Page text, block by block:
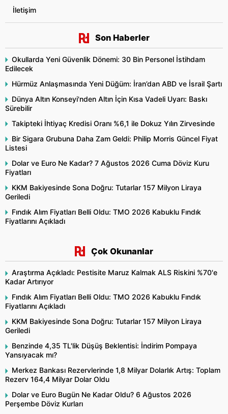
İletişim
Son Haberler
Okullarda Yeni Güvenlik Dönemi: 30 Bin Personel İstihdam
Edilecek
Hürmüz Anlaşmasında Yeni Düğüm: İran’dan ABD ve İsrail Şartı
Dünya Altın Konseyi'nden Altın İçin Kısa Vadeli Uyarı: Baskı
Sürebilir
Takipteki İhtiyaç Kredisi Oranı %6,1 ile Dokuz Yılın Zirvesinde
Bir Sigara Grubuna Daha Zam Geldi: Philip Morris Güncel Fiyat
Listesi
Dolar ve Euro Ne Kadar? 7 Ağustos 2026 Cuma Döviz Kuru
Fiyatları
KKM Bakiyesinde Sona Doğru: Tutarlar 157 Milyon Liraya
Geriledi
Fındık Alım Fiyatları Belli Oldu: TMO 2026 Kabuklu Fındık
Fiyatlarını Açıkladı
Çok Okunanlar
Araştırma Açıkladı: Pestisite Maruz Kalmak ALS Riskini %70'e
Kadar Artırıyor
Fındık Alım Fiyatları Belli Oldu: TMO 2026 Kabuklu Fındık
Fiyatlarını Açıkladı
KKM Bakiyesinde Sona Doğru: Tutarlar 157 Milyon Liraya
Geriledi
Benzinde 4,35 TL'lik Düşüş Beklentisi: İndirim Pompaya
Yansıyacak mı?
Merkez Bankası Rezervlerinde 1,8 Milyar Dolarlık Artış: Toplam
Rezerv 164,4 Milyar Dolar Oldu
Dolar ve Euro Bugün Ne Kadar Oldu? 6 Ağustos 2026
Perşembe Döviz Kurları